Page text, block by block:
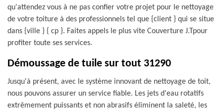
qu'attendez vous à ne pas confier votre projet pour le nettoyage
de votre toiture à des professionnels tel que {client } qui se situe
dans {ville } { cp }. Faites appels le plus vite Couverture J.Tpour
profiter toute ses services.
Démoussage de tuile sur tout 31290
Jusqu'à présent, avec le système innovant de nettoyage de toit,
nous pouvons assurer un service fiable. Les jets d'eau rotatifs
extrêmement puissants et non abrasifs éliminent la saleté, les